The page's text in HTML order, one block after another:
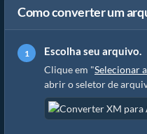
Como converter um
Escolha seu arquivo.
Clique em "Selecionar
abrir o seletor de